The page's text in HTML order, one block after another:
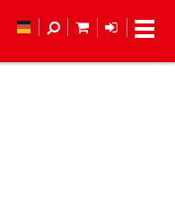
MEIN